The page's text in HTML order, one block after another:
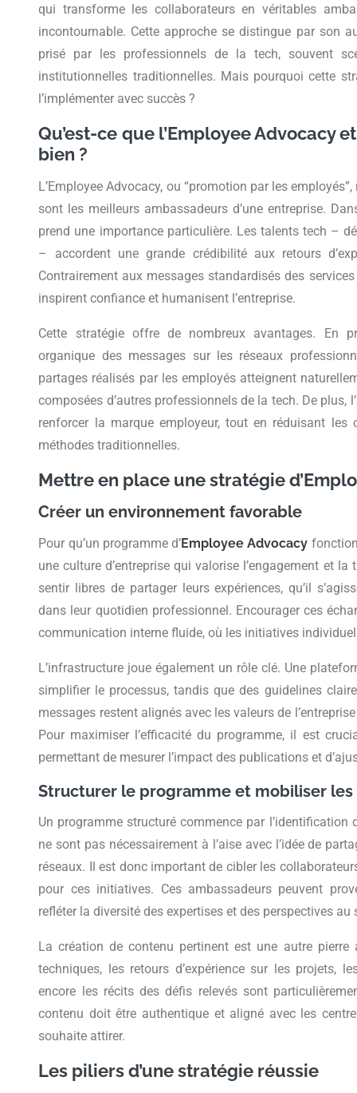
qui transforme les collaborateurs en véritables
incontournable. Cette approche se distingue par son
prisé par les professionnels de la tech, souvent
institutionnelles traditionnelles. Mais pourquoi cette
l’implémenter avec succès ?
Qu’est-ce que l’Employee Advocacy
bien ?
L’Employee Advocacy, ou “promotion par les
sont les meilleurs ambassadeurs d’une entreprise.
prend une importance particulière. Les talents tech –
– accordent une grande crédibilité aux retours
Contrairement aux messages standardisés des
inspirent confiance et humanisent l’entreprise.
Cette stratégie offre de nombreux avantages. En
organique des messages sur les réseaux
partages réalisés par les employés atteignent
composées d’autres professionnels de la tech. De plus,
renforcer la marque employeur, tout en réduisant
méthodes traditionnelles.
Mettre en place une stratégie
Créer un environnement favorable
Pour qu’un programme d’Employee Advocacy
une culture d’entreprise qui valorise l’engagement et
sentir libres de partager leurs expériences, qu’il
dans leur quotidien professionnel. Encourager ces
communication interne fluide, où les initiatives
L’infrastructure joue également un rôle clé. Une
simplifier le processus, tandis que des guidelines
messages restent alignés avec les valeurs de
Pour maximiser l’efficacité du programme, il est
permettant de mesurer l’impact des publications et
Structurer le programme et mobiliser
Un programme structuré commence par l’identification
ne sont pas nécessairement à l’aise avec l’idée de
réseaux. Il est donc important de cibler les
pour ces initiatives. Ces ambassadeurs peuvent
refléter la diversité des expertises et des perspectives au
La création de contenu pertinent est une autre
techniques, les retours d’expérience sur les projets,
encore les récits des défis relevés sont
contenu doit être authentique et aligné avec les
souhaite attirer.
Les piliers d’une stratégie réussie